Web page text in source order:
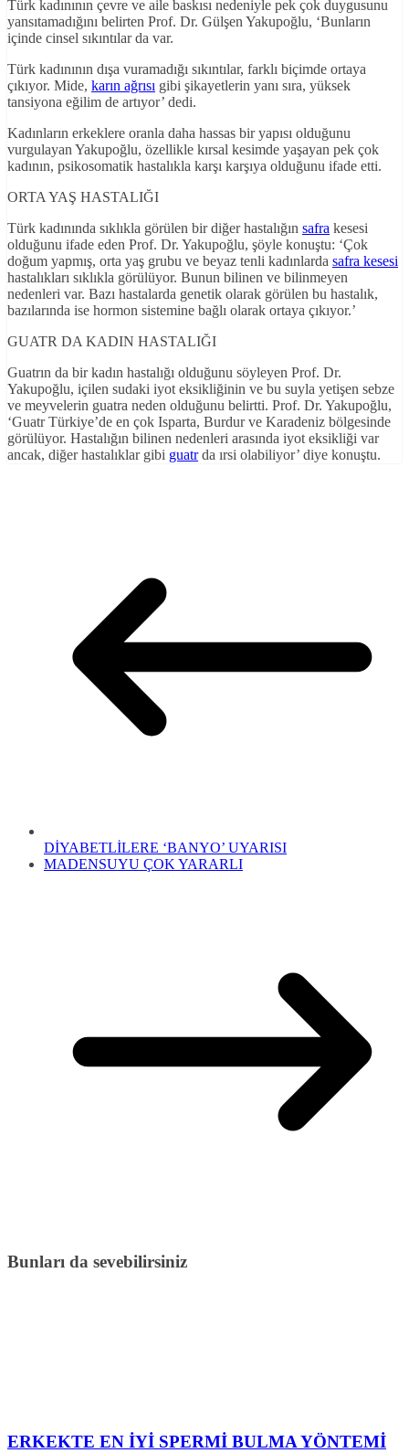
Türk kadınının çevre ve aile baskısı nedeniyle pek çok duygusunu
yansıtamadığını belirten Prof. Dr. Gülşen Yakupoğlu, ‘Bunların
içinde cinsel sıkıntılar da var.
Türk kadınının dışa vuramadığı sıkıntılar, farklı biçimde ortaya
çıkıyor. Mide, karın ağrısı gibi şikayetlerin yanı sıra, yüksek
tansiyona eğilim de artıyor’ dedi.
Kadınların erkeklere oranla daha hassas bir yapısı olduğunu
vurgulayan Yakupoğlu, özellikle kırsal kesimde yaşayan pek çok
kadının, psikosomatik hastalıkla karşı karşıya olduğunu ifade etti.
ORTA YAŞ HASTALIĞI
Türk kadınında sıklıkla görülen bir diğer hastalığın safra kesesi
olduğunu ifade eden Prof. Dr. Yakupoğlu, şöyle konuştu: ‘Çok
doğum yapmış, orta yaş grubu ve beyaz tenli kadınlarda safra kesesi
hastalıkları sıklıkla görülüyor. Bunun bilinen ve bilinmeyen
nedenleri var. Bazı hastalarda genetik olarak görülen bu hastalık,
bazılarında ise hormon sistemine bağlı olarak ortaya çıkıyor.’
GUATR DA KADIN HASTALIĞI
Guatrın da bir kadın hastalığı olduğunu söyleyen Prof. Dr.
Yakupoğlu, içilen sudaki iyot eksikliğinin ve bu suyla yetişen sebze
ve meyvelerin guatra neden olduğunu belirtti. Prof. Dr. Yakupoğlu,
‘Guatr Türkiye’de en çok Isparta, Burdur ve Karadeniz bölgesinde
görülüyor. Hastalığın bilinen nedenleri arasında iyot eksikliği var
ancak, diğer hastalıklar gibi guatrda ırsi olabiliyor’ diye konuştu.
DİYABETLİLERE ‘BANYO’ UYARISI
MADENSUYU ÇOK YARARLI
Bunları da sevebilirsiniz
ERKEKTE EN İYİ SPERMİ BULMA YÖNTEMİ